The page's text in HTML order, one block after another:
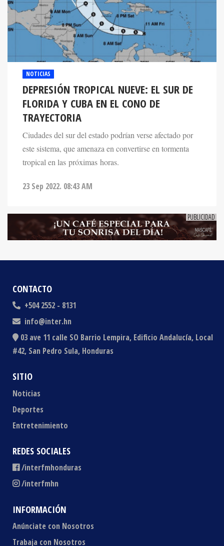
NOTICIAS
DEPRESIÓN TROPICAL NUEVE: EL SUR DE
FLORIDA Y CUBA EN EL CONO DE
TRAYECTORIA
Ciudades del sur del estado podrían verse afectado por
este sistema, que amenaza en convertirse en tormenta
tropical en las próximas horas.
CONTACTO
+504 2552 - 8131
info@inter.hn
03 ave 11 calle SO Barrio Lempira, Edificio Andalucía, Local
#42, San Pedro Sula, Honduras
SITIO
Noticias
Deportes
Entretenimiento
REDES SOCIALES
/interfmhonduras
/interfmhn
INFORMACIÓN
Anúnciate con Nosotros
Trabaja con Nosotros